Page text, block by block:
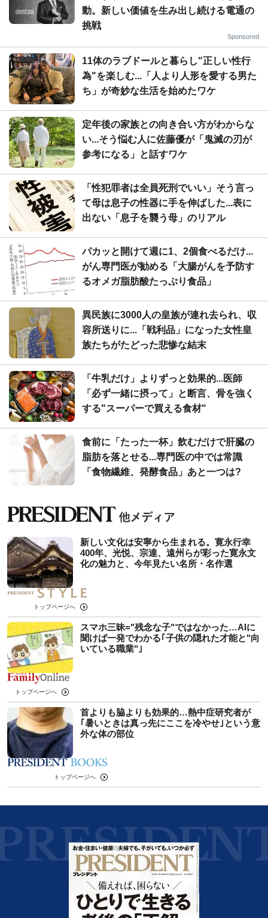
動。新しい価値を生み出し続ける電通の
挑戦
Sponsored
11体のラブドールと暮らし"正しい性行
為"を楽しむ...「人より人形を愛する男た
ち」が奇妙な生活を始めたワケ
定年後の家族との向き合い方がわからな
い...そう悩む人に佐藤優が「鬼滅の刃が
参考になる」と話すワケ
「性犯罪者は全員死刑でいい」そう言っ
て母は息子の性器に手を伸ばした...表に
出ない「息子を襲う母」のリアル
パカッと開けて週に1、2個食べるだけ...
がん専門医が勧める「大腸がんを予防す
るオメガ脂肪酸たっぷり食品」
異民族に3000人の皇族が連れ去られ、収
容所送りに...「戦利品」になった女性皇
族たちがたどった悲惨な結末
「牛乳だけ」よりずっと効果的...医師
「必ず一緒に摂って」と断言、骨を強く
する"スーパーで買える食材"
食前に「たった一杯」飲むだけで肝臓の
脂肪を落とせる...専門医の中では常識
「食物繊維、発酵食品」あと一つは?
新しい文化は安寧から生まれる。寛永行幸
400年、光悦、宗達、遠州らが彩った寛永文
化の魅力と、今年見たい名所・名作選
トップページへ
スマホ三昧="残念な子"ではなかった…AIに
聞けば一発でわかる｢子供の隠れた才能と"向
いている職業"｣
トップページへ
首よりも脇よりも効果的…熱中症研究者が
｢暑いときは真っ先にここを冷やせ｣という意
外な体の部位
トップページへ